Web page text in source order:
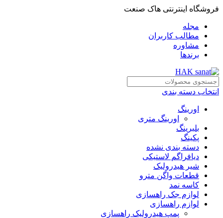
فروشگاه اینترنتی هاک صنعت
مجله
مطالب کاربران
مشاوره
برندها
انتخاب دسته بندی
اورینگ
اورینگ متری
بلبرینگ
پکینگ
دسته بندی نشده
دیافراگم لاستیکی
شیر هیدرولیک
قطعات واگن مترو
کاسه نمد
لوازم جک راهسازی
لوازم راهسازی
پمپ هیدرولیک راهسازی